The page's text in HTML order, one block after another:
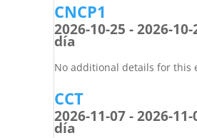
CNCP1
2026-10-25 - 2026-
día
No additional details for this
CCT
2026-11-07 - 2026-
día